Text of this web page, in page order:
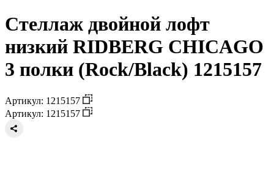
Стеллаж двойной лофт
низкий RIDBERG CHICAGO
3 полки (Rock/Black) 1215157
Артикул: 1215157
Артикул: 1215157